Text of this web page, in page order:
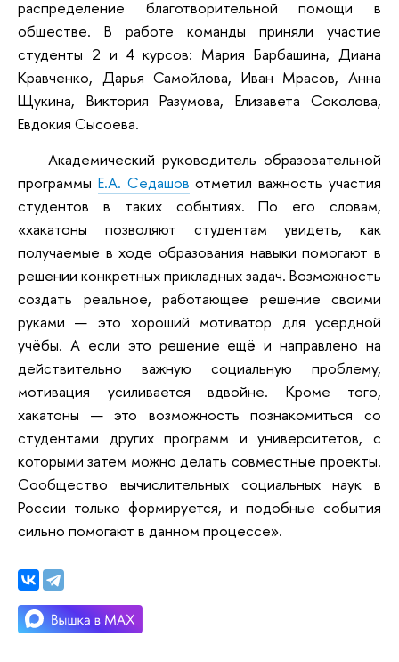
распределение благотворительной помощи в
обществе. В работе команды приняли участие
студенты 2 и 4 курсов: Мария Барбашина, Диана
Кравченко, Дарья Самойлова, Иван Мрасов, Анна
Щукина, Виктория Разумова, Елизавета Соколова,
Евдокия Сысоева.
Академический руководитель образовательной
программы Е.А. Седашов отметил важность участия
студентов в таких событиях. По его словам,
«хакатоны позволяют студентам увидеть, как
получаемые в ходе образования навыки помогают в
решении конкретных прикладных задач. Возможность
создать реальное, работающее решение своими
руками — это хороший мотиватор для усердной
учёбы. А если это решение ещё и направлено на
действительно важную социальную проблему,
мотивация усиливается вдвойне. Кроме того,
хакатоны — это возможность познакомиться со
студентами других программ и университетов, с
которыми затем можно делать совместные проекты.
Сообщество вычислительных социальных наук в
России только формируется, и подобные события
сильно помогают в данном процессе».